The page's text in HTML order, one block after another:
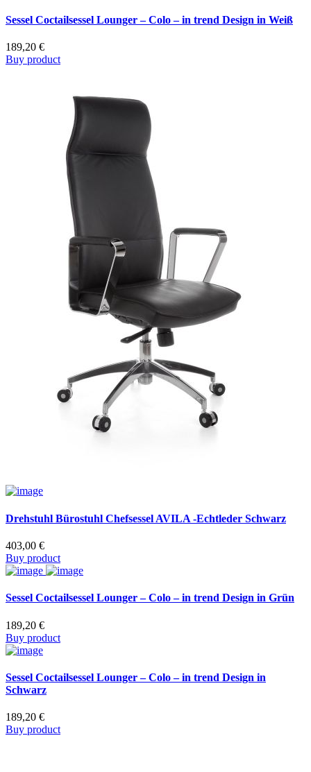
Sessel Coctailsessel Lounger – Colo – in trend Design in Weiß
189,20 €
Buy product
Drehstuhl Bürostuhl Chefsessel AVILA -Echtleder Schwarz
403,00 €
Buy product
Sessel Coctailsessel Lounger – Colo – in trend Design in Grün
189,20 €
Buy product
Sessel Coctailsessel Lounger – Colo – in trend Design in
Schwarz
189,20 €
Buy product